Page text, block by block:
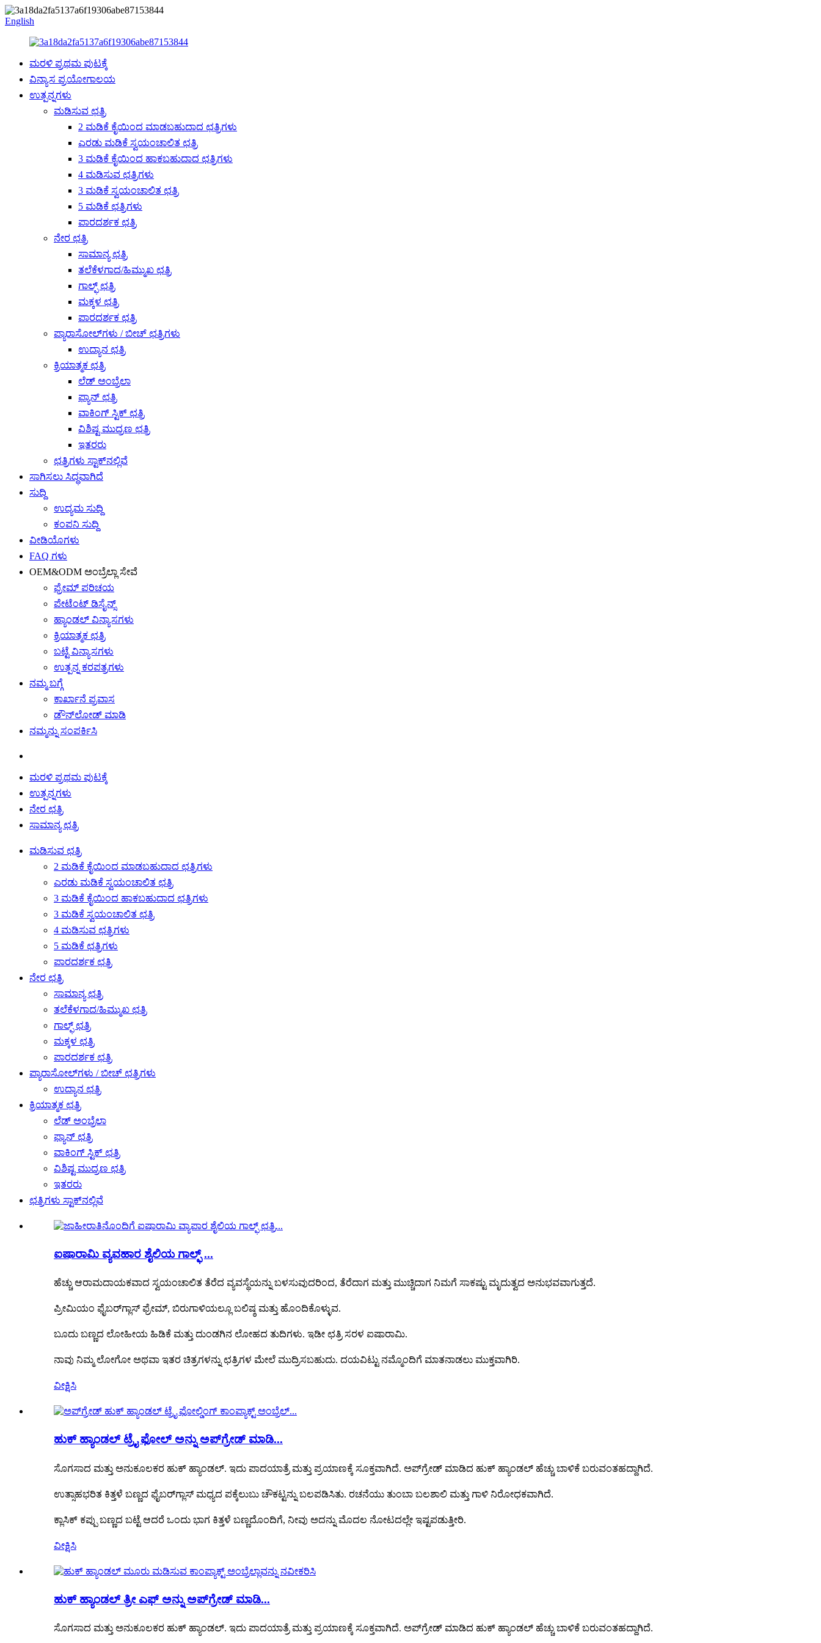
English
ಮರಳಿ ಪ್ರಥಮ ಪುಟಕ್ಕೆ
ವಿನ್ಯಾಸ ಪ್ರಯೋಗಾಲಯ
ಉತ್ಪನ್ನಗಳು
ಮಡಿಸುವ ಛತ್ರಿ
2 ಮಡಿಕೆ ಕೈಯಿಂದ ಮಾಡಬಹುದಾದ ಛತ್ರಿಗಳು
ಎರಡು ಮಡಿಕೆ ಸ್ವಯಂಚಾಲಿತ ಛತ್ರಿ
3 ಮಡಿಕೆ ಕೈಯಿಂದ ಹಾಕಬಹುದಾದ ಛತ್ರಿಗಳು
4 ಮಡಿಸುವ ಛತ್ರಿಗಳು
3 ಮಡಿಕೆ ಸ್ವಯಂಚಾಲಿತ ಛತ್ರಿ
5 ಮಡಿಕೆ ಛತ್ರಿಗಳು
ಪಾರದರ್ಶಕ ಛತ್ರಿ
ನೇರ ಛತ್ರಿ
ಸಾಮಾನ್ಯ ಛತ್ರಿ
ತಲೆಕೆಳಗಾದ/ಹಿಮ್ಮುಖ ಛತ್ರಿ
ಗಾಲ್ಫ್ ಛತ್ರಿ
ಮಕ್ಕಳ ಛತ್ರಿ
ಪಾರದರ್ಶಕ ಛತ್ರಿ
ಪ್ಯಾರಾಸೋಲ್‌ಗಳು / ಬೀಚ್ ಛತ್ರಿಗಳು
ಉದ್ಯಾನ ಛತ್ರಿ
ಕ್ರಿಯಾತ್ಮಕ ಛತ್ರಿ
ಲೆಡ್ ಅಂಬ್ರೆಲಾ
ಫ್ಯಾನ್ ಛತ್ರಿ
ವಾಕಿಂಗ್ ಸ್ಟಿಕ್ ಛತ್ರಿ
ವಿಶಿಷ್ಟ ಮುದ್ರಣ ಛತ್ರಿ
ಇತರರು
ಛತ್ರಿಗಳು ಸ್ಟಾಕ್‌ನಲ್ಲಿವೆ
ಸಾಗಿಸಲು ಸಿದ್ಧವಾಗಿದೆ
ಸುದ್ದಿ
ಉದ್ಯಮ ಸುದ್ದಿ
ಕಂಪನಿ ಸುದ್ದಿ
ವೀಡಿಯೊಗಳು
FAQ ಗಳು
OEM&ODM ಅಂಬ್ರೆಲ್ಲಾ ಸೇವೆ
ಫ್ರೇಮ್ ಪರಿಚಯ
ಪೇಟೆಂಟ್ ಡಿಸೈನ್ಸ್
ಹ್ಯಾಂಡಲ್ ವಿನ್ಯಾಸಗಳು
ಕ್ರಿಯಾತ್ಮಕ ಛತ್ರಿ
ಬಟ್ಟೆ ವಿನ್ಯಾಸಗಳು
ಉತ್ಪನ್ನ ಕರಪತ್ರಗಳು
ನಮ್ಮ ಬಗ್ಗೆ
ಕಾರ್ಖಾನೆ ಪ್ರವಾಸ
ಡೌನ್‌ಲೋಡ್ ಮಾಡಿ
ನಮ್ಮನ್ನು ಸಂಪರ್ಕಿಸಿ
ಮರಳಿ ಪ್ರಥಮ ಪುಟಕ್ಕೆ
ಉತ್ಪನ್ನಗಳು
ನೇರ ಛತ್ರಿ
ಸಾಮಾನ್ಯ ಛತ್ರಿ
ಮಡಿಸುವ ಛತ್ರಿ
2 ಮಡಿಕೆ ಕೈಯಿಂದ ಮಾಡಬಹುದಾದ ಛತ್ರಿಗಳು
ಎರಡು ಮಡಿಕೆ ಸ್ವಯಂಚಾಲಿತ ಛತ್ರಿ
3 ಮಡಿಕೆ ಕೈಯಿಂದ ಹಾಕಬಹುದಾದ ಛತ್ರಿಗಳು
3 ಮಡಿಕೆ ಸ್ವಯಂಚಾಲಿತ ಛತ್ರಿ
4 ಮಡಿಸುವ ಛತ್ರಿಗಳು
5 ಮಡಿಕೆ ಛತ್ರಿಗಳು
ಪಾರದರ್ಶಕ ಛತ್ರಿ
ನೇರ ಛತ್ರಿ
ಸಾಮಾನ್ಯ ಛತ್ರಿ
ತಲೆಕೆಳಗಾದ/ಹಿಮ್ಮುಖ ಛತ್ರಿ
ಗಾಲ್ಫ್ ಛತ್ರಿ
ಮಕ್ಕಳ ಛತ್ರಿ
ಪಾರದರ್ಶಕ ಛತ್ರಿ
ಪ್ಯಾರಾಸೋಲ್‌ಗಳು / ಬೀಚ್ ಛತ್ರಿಗಳು
ಉದ್ಯಾನ ಛತ್ರಿ
ಕ್ರಿಯಾತ್ಮಕ ಛತ್ರಿ
ಲೆಡ್ ಅಂಬ್ರೆಲಾ
ಫ್ಯಾನ್ ಛತ್ರಿ
ವಾಕಿಂಗ್ ಸ್ಟಿಕ್ ಛತ್ರಿ
ವಿಶಿಷ್ಟ ಮುದ್ರಣ ಛತ್ರಿ
ಇತರರು
ಛತ್ರಿಗಳು ಸ್ಟಾಕ್‌ನಲ್ಲಿವೆ
ಐಷಾರಾಮಿ ವ್ಯವಹಾರ ಶೈಲಿಯ ಗಾಲ್ಫ್ ...
ಹೆಚ್ಚು ಆರಾಮದಾಯಕವಾದ ಸ್ವಯಂಚಾಲಿತ ತೆರೆದ ವ್ಯವಸ್ಥೆಯನ್ನು ಬಳಸುವುದರಿಂದ, ತೆರೆದಾಗ ಮತ್ತು ಮುಚ್ಚಿದಾಗ ನಿಮಗೆ ಸಾಕಷ್ಟು ಮೃದುತ್ವದ ಅನುಭವವಾಗುತ್ತದೆ.
ಪ್ರೀಮಿಯಂ ಫೈಬರ್‌ಗ್ಲಾಸ್ ಫ್ರೇಮ್, ಬಿರುಗಾಳಿಯಲ್ಲೂ ಬಲಿಷ್ಠ ಮತ್ತು ಹೊಂದಿಕೊಳ್ಳುವ.
ಬೂದು ಬಣ್ಣದ ಲೋಹೀಯ ಹಿಡಿಕೆ ಮತ್ತು ದುಂಡಗಿನ ಲೋಹದ ತುದಿಗಳು. ಇಡೀ ಛತ್ರಿ ಸರಳ ಐಷಾರಾಮಿ.
ನಾವು ನಿಮ್ಮ ಲೋಗೋ ಅಥವಾ ಇತರ ಚಿತ್ರಗಳನ್ನು ಛತ್ರಿಗಳ ಮೇಲೆ ಮುದ್ರಿಸಬಹುದು. ದಯವಿಟ್ಟು ನಮ್ಮೊಂದಿಗೆ ಮಾತನಾಡಲು ಮುಕ್ತವಾಗಿರಿ.
ವೀಕ್ಷಿಸಿ
ಹುಕ್ ಹ್ಯಾಂಡಲ್ ಟ್ರೈ ಫೋಲ್ ಅನ್ನು ಅಪ್‌ಗ್ರೇಡ್ ಮಾಡಿ...
ಸೊಗಸಾದ ಮತ್ತು ಅನುಕೂಲಕರ ಹುಕ್ ಹ್ಯಾಂಡಲ್. ಇದು ಪಾದಯಾತ್ರೆ ಮತ್ತು ಪ್ರಯಾಣಕ್ಕೆ ಸೂಕ್ತವಾಗಿದೆ. ಅಪ್‌ಗ್ರೇಡ್ ಮಾಡಿದ ಹುಕ್ ಹ್ಯಾಂಡಲ್ ಹೆಚ್ಚು ಬಾಳಿಕೆ ಬರುವಂತಹದ್ದಾಗಿದೆ.
ಉತ್ಸಾಹಭರಿತ ಕಿತ್ತಳೆ ಬಣ್ಣದ ಫೈಬರ್‌ಗ್ಲಾಸ್ ಮಧ್ಯದ ಪಕ್ಕೆಲುಬು ಚೌಕಟ್ಟನ್ನು ಬಲಪಡಿಸಿತು. ರಚನೆಯು ತುಂಬಾ ಬಲಶಾಲಿ ಮತ್ತು ಗಾಳಿ ನಿರೋಧಕವಾಗಿದೆ.
ಕ್ಲಾಸಿಕ್ ಕಪ್ಪು ಬಣ್ಣದ ಬಟ್ಟೆ ಆದರೆ ಒಂದು ಭಾಗ ಕಿತ್ತಳೆ ಬಣ್ಣದೊಂದಿಗೆ, ನೀವು ಅದನ್ನು ಮೊದಲ ನೋಟದಲ್ಲೇ ಇಷ್ಟಪಡುತ್ತೀರಿ.
ವೀಕ್ಷಿಸಿ
ಹುಕ್ ಹ್ಯಾಂಡಲ್ ತ್ರೀ ಎಫ್ ಅನ್ನು ಅಪ್‌ಗ್ರೇಡ್ ಮಾಡಿ...
ಸೊಗಸಾದ ಮತ್ತು ಅನುಕೂಲಕರ ಹುಕ್ ಹ್ಯಾಂಡಲ್. ಇದು ಪಾದಯಾತ್ರೆ ಮತ್ತು ಪ್ರಯಾಣಕ್ಕೆ ಸೂಕ್ತವಾಗಿದೆ. ಅಪ್‌ಗ್ರೇಡ್ ಮಾಡಿದ ಹುಕ್ ಹ್ಯಾಂಡಲ್ ಹೆಚ್ಚು ಬಾಳಿಕೆ ಬರುವಂತಹದ್ದಾಗಿದೆ.